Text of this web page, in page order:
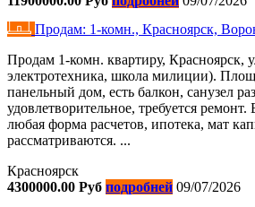
Продам: 1-комн., Красноярск,
Продам 1-комн. квартиру, Красноярск,
электротехника, школа милиции).
панельный дом, есть балкон, санузел
удовлетворительное, требуется
любая форма расчетов, ипотека, мат
рассматриваются. ...
Красноярск
4300000.00 Руб подробней 09/07/2026